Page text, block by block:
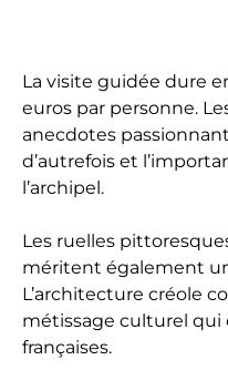
La visite guidée dure
euros par personne.
anecdotes
d’autrefois et
l’archipel.
Les ruelles
méritent également
L’architecture créole
métissage culturel qui
françaises.